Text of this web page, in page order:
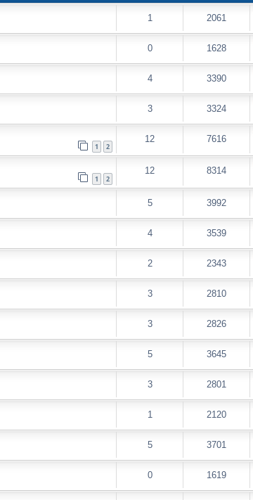
1 2061
0 1628
4 3390
3 3324
1 2
12 7616
1 2
12 8314
5 3992
4 3539
2 2343
3 2810
3 2826
5 3645
3 2801
1 2120
5 3701
0 1619